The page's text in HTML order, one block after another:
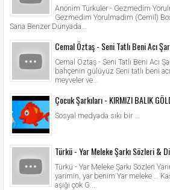
Anonim Türküler - Gezmedim
Gezmedim Yorulmadım (Cemil)
Sana Benzer Dünyada...
Cemal Öztaş - Seni Tatlı Beni Acı
Cemal Öztaş - Seni Tatlı Beni Acı
bahçenin gülüyüz Seni tatlı beni
meyveler ve...
Çocuk Şarkıları - KIRMIZI BALIK
Sosyal medyada sıkı bir ...
Türkü - Yar Meleke Şarkı Sözleri &
Türkü - Yar Meleke Şarkı Sözleri
yarimin, yar benim Yar meleke …
aşığı çok G...